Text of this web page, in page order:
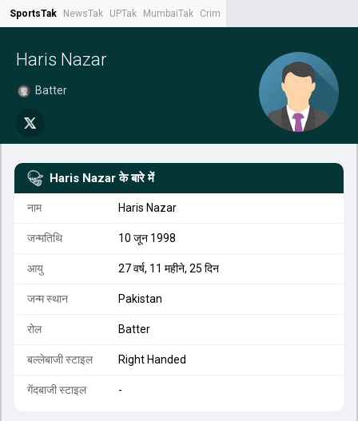
SportsTak NewsTak UPTak MumbaiTak CrimeTak
Haris Nazar
Batter
Haris Nazar के बारे में
नाम Haris Nazar
जन्मतिथि 10 जून 1998
आयु 27 वर्ष, 11 महीने, 25 दिन
जन्म स्थान Pakistan
रोल Batter
बल्लेबाजी स्टाइल Right Handed
गेंदबाजी स्टाइल -